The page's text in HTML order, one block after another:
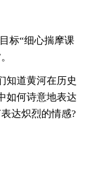
标“细心揣摩课
知道黄河在历史
如何诗意地表达
达炽烈的情感?